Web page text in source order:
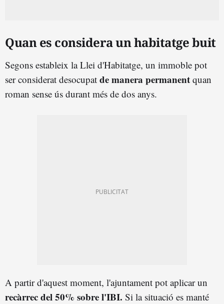
Quan es considera un habitatge buit
Segons estableix la Llei d'Habitatge, un immoble pot
ser considerat desocupat de manera permanent quan
roman sense ús durant més de dos anys.
A partir d'aquest moment, l'ajuntament pot aplicar un
recàrrec del 50% sobre l'IBI. Si la situació es manté